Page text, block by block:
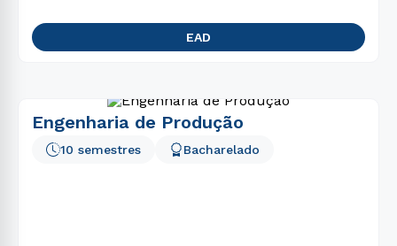
EAD
Engenharia de Produção
10 semestres Bacharelado